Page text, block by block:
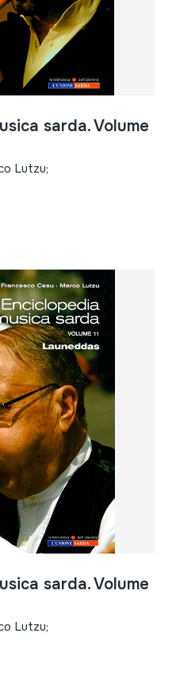
sarda. Volume
Lutzu;
sarda. Volume
Lutzu;